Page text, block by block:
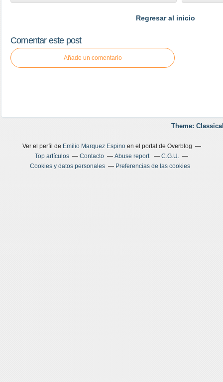
Regresar al inicio
Comentar este post
Añade un comentario
Theme:
Ver el perfil de Emilio Marquez Espinoen el portal de Overblog
Top artículos
Contacto Abuse report
C.G.U.
Cookies y datos personales
Preferencias de las cookies